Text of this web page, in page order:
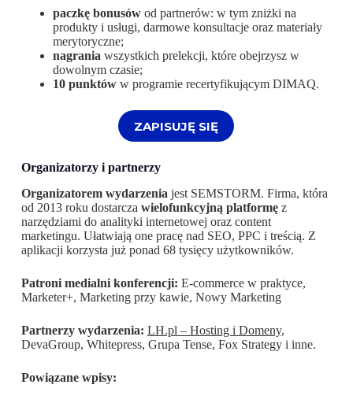
paczkę bonusówod partnerów: w tym zniżki na
produkty i usługi, darmowe konsultacje oraz materiały
merytoryczne;
nagrania wszystkich prelekcji, które obejrzysz w
dowolnym czasie;
10 punktóww programie recertyfikującym DIMAQ.
ZAPISUJĘ SIĘ
Organizatorzy i partnerzy
Organizatorem wydarzenia jest SEMSTORM. Firma, która
od 2013 roku dostarcza wielofunkcyjną platformęz
narzędziami do analityki internetowej oraz content
marketingu. Ułatwiają one pracę nad SEO, PPC i treścią. Z
aplikacji korzysta już ponad 68 tysięcy użytkowników.
Patroni medialni konferencji: E-commerce w praktyce,
Marketer+, Marketing przy kawie, Nowy Marketing
Partnerzy wydarzenia: LH.pl – Hosting i Domeny,
DevaGroup, Whitepress, Grupa Tense, Fox Strategy i inne.
Powiązane wpisy: